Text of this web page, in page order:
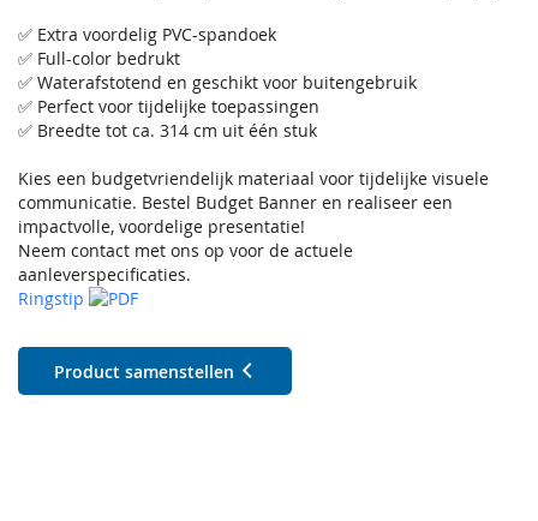
✅ Extra voordelig PVC-spandoek
✅ Full-color bedrukt
✅ Waterafstotend en geschikt voor buitengebruik
✅ Perfect voor tijdelijke toepassingen
✅ Breedte tot ca. 314 cm uit één stuk
Kies een budgetvriendelijk materiaal voor tijdelijke visuele
communicatie. Bestel Budget Banner en realiseer een
impactvolle, voordelige presentatie!
Neem contact met ons op voor de actuele
aanleverspecificaties.
Ringstip
Product samenstellen